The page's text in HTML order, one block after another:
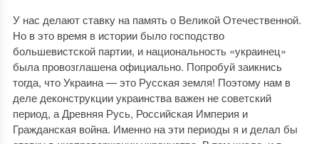
У нас делают ставку на память о Великой Отечественной.
Но в это время в истории было господство
большевистской партии, и национальность «украинец»
была провозглашена официально. Попробуй заикнись
тогда, что Украина — это Русская земля! Поэтому нам в
деле деконструкции украинства важен не советский
период, а Древняя Русь, Российская Империя и
Гражданская война. Именно на эти периоды я и делал бы